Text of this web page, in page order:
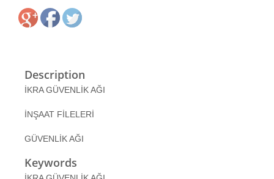
Description
İKRA GÜVENLİK AĞI
İNŞAAT FİLELERİ
GÜVENLİK AĞI
Keywords